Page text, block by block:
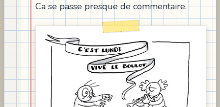
Ca se passe presque de commentaire.